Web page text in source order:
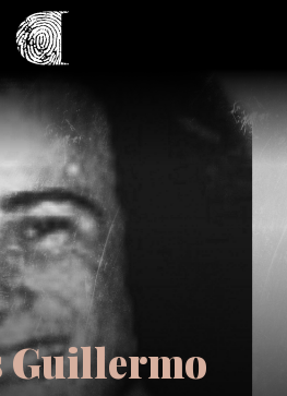
Guillermo